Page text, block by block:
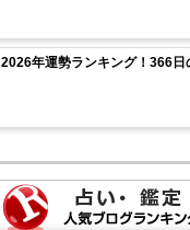
2026年運勢ランキング！366日